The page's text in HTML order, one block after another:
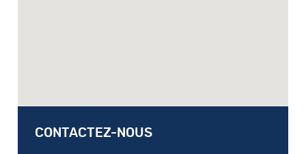
CONTACTEZ-NOUS